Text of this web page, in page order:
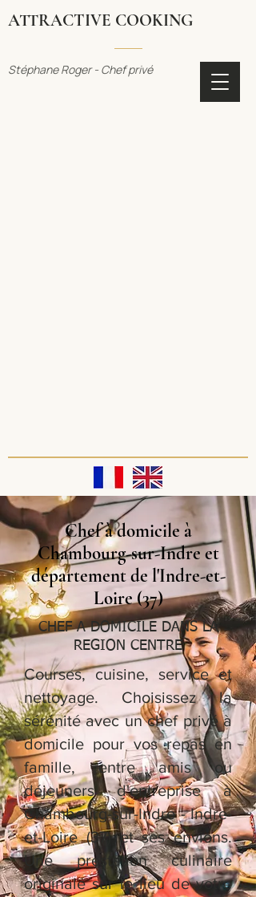
ATTRACTIVE COOKING
Stéphane Roger - Chef privé
Chef à domicile à
Chambourg-sur-Indre et
département de l'Indre-et-
Loire (37)
CHEF A DOMICILE DANS LA
REGION CENTRE
Courses, cuisine, service et
nettoyage. Choisissez la
sérénité avec un chef privé à
domicile pour vos repas en
famille, entre amis ou
déjeuners d'entreprise à
Chambourg-sur-Indre - Indre-
et-Loire (37) et ses envions.
Une prestation culinaire
originale sur le lieu de votre